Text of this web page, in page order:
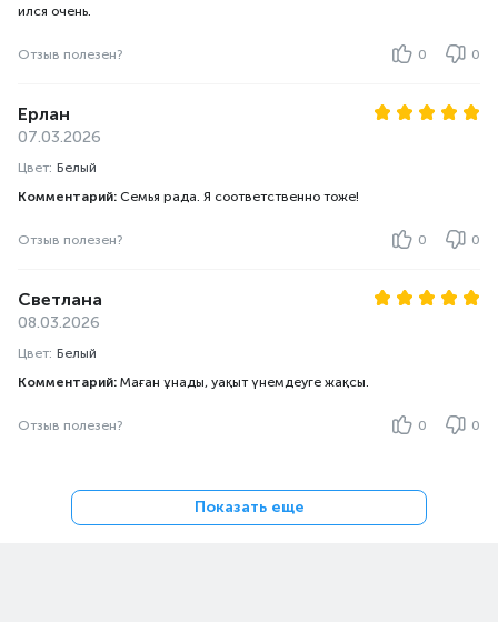
ился очень.
Отзыв полезен? 0 0
Ерлан
07.03.2026
Цвет: Белый
Комментарий: Семья рада. Я соответственно тоже!
Отзыв полезен? 0 0
Светлана
08.03.2026
Цвет: Белый
Комментарий: Маған ұнады, уақыт үнемдеуге жақсы.
Отзыв полезен? 0 0
Показать еще